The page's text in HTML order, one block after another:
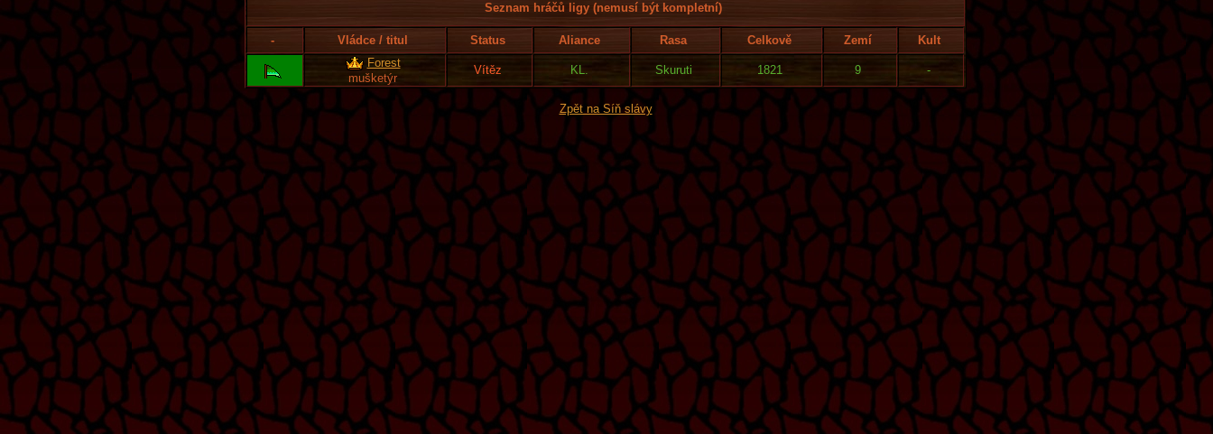
Seznam hráčů ligy (nemusí být kompletní)
- Vládce / titul Status Aliance Rasa Celkově Zemí
Kult
Forest
mušketýr
Vítěz KL. Skuruti 1821 9 -
Zpět na Síň slávy